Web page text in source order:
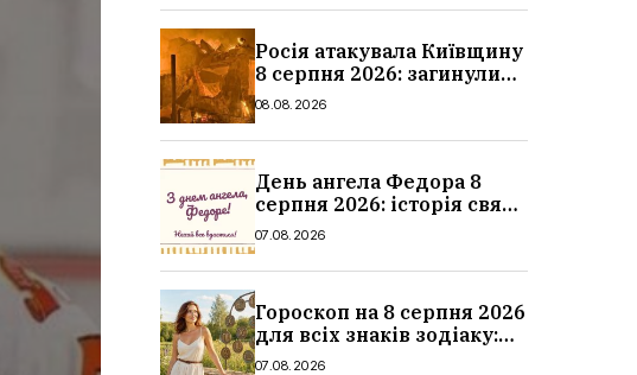
Росія атакувала Київщину
8 серпня 2026: загинули
троє людей, серед них
08.08.2026
День ангела Федора 8
серпня 2026: історія свята,
значення імені,
прозі
07.08.2026
Гороскоп на 8 серпня 2026
для всіх знаків зодіаку:
кохання, гроші та справи
07.08.2026